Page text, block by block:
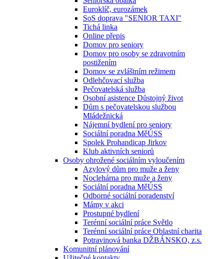
Euroklíč, eurozámek
SoS doprava "SENIOR TAXI"
Tichá linka
Online přepis
Domov pro seniory
Domov pro osoby se zdravotním
postižením
Domov se zvláštním režimem
Odlehčovací služba
Pečovatelská služba
Osobní asistence Důstojný život
Dům s pečovatelskou službou
Mládežnická
Nájemní bydlení pro seniory
Sociální poradna MěÚSS
Spolek Prohandicap Jirkov
Klub aktivních seniorů
Osoby ohrožené sociálním vyloučením
Azylový dům pro muže a ženy
Noclehárna pro muže a ženy
Sociální poradna MěÚSS
Odborné sociální poradenství
Mámy v akci
Prostupné bydlení
Terénní sociální práce Světlo
Terénní sociální práce Oblastní charita
Potravinová banka DŽBÁNSKO, z.s.
Komunitní plánování